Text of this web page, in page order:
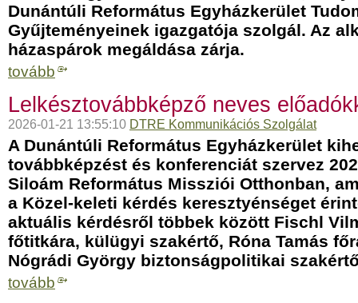
Dunántúli Református Egyházkerület
Gyűjteményeinek igazgatója szolgál. Az
házaspárok megáldása zárja.
tovább
Lelkésztovábbképző neves
2026-01-21 13:55:10 DTRE Kommunikációs Szolgálat
A Dunántúli Református Egyházkerület
továbbképzést és konferenciát szervez
Siloám Református Missziói Otthonban,
a Közel-keleti kérdés keresztyénséget
aktuális kérdésről többek között Fischl
főtitkára, külügyi szakértő, Róna Tamás
Nógrádi György biztonságpolitikai
tovább